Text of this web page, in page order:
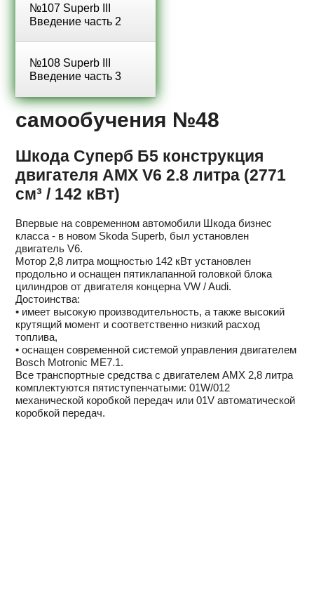
№107 Superb III
Введение часть 2
№108 Superb III
Введение часть 3
самообучения №48
Шкода Суперб Б5 конструкция
двигателя AMX V6 2.8 литра (2771
см³ / 142 кВт)
Впервые на современном автомобили Шкода бизнес
класса - в новом Skoda Superb, был установлен
двигатель V6.
Мотор 2,8 литра мощностью 142 кВт установлен
продольно и оснащен пятиклапанной головкой блока
цилиндров от двигателя концерна VW / Audi.
Достоинства:
• имеет высокую производительность, а также высокий
крутящий момент и соответственно низкий расход
топлива,
• оснащен современной системой управления двигателем
Bosch Motronic ME7.1.
Все транспортные средства с двигателем AMX 2,8 литра
комплектуются пятиступенчатыми: 01W/012
механической коробкой передач или 01V автоматической
коробкой передач.